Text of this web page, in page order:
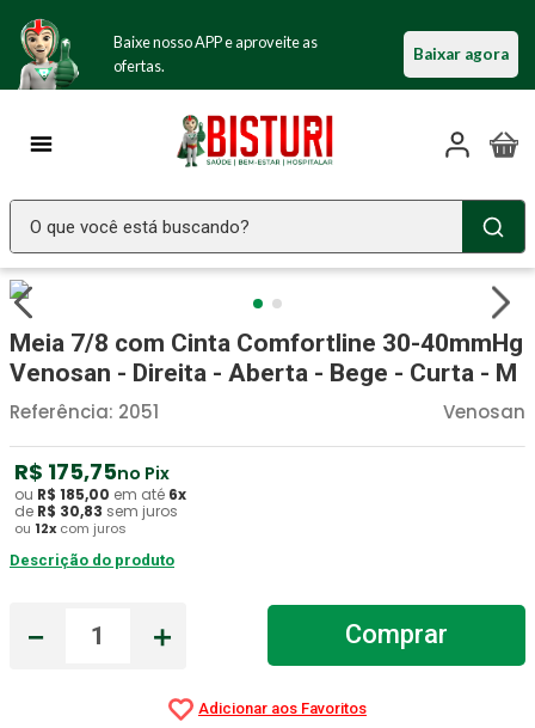
Baixe nosso APP e aproveite as
ofertas.
Baixar agora
O que você está buscando?
Meia 7/8 com Cinta Comfortline 30-40mmHg
Venosan - Direita - Aberta - Bege - Curta - M
Venosan
Referência: 2051
R$ 175,75no Pix
ou R$ 185,00 em até 6x
de R$ 30,83 sem juros
ou 12x com juros
Descrição do produto
＋
－ Comprar
2º Fralda Geriatrica
3º Luva Latex
4º Estetoscopio Littmann
5 º Aparelho Pressão
6º Littmann
7º Absorvente Geriatrico